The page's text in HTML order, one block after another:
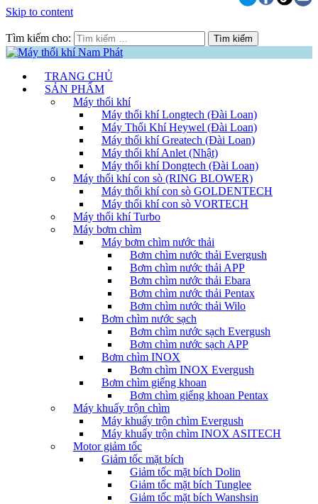
Skip to content
Tìm kiếm cho:
TRANG CHỦ
SẢN PHẨM
Máy thổi khí
Máy thổi khí Longtech (Đài Loan)
Máy Thổi Khí Heywel (Đài Loan)
Máy thổi khí Greatech (Đài Loan)
Máy thổi khí Anlet (Nhật)
Máy thổi khí Dongtech (Đài Loan)
Máy thổi khí con sò (RING BLOWER)
Máy thổi khí con sò GOLDENTECH
Máy thổi khí con sò VORTECH
Máy thổi khí Turbo
Máy bơm chìm
Máy bơm chìm nước thải
Bơm chìm nước thải Evergush
Bơm chìm nước thải APP
Bơm chìm nước thải Ebara
Bơm chìm nước thải Pentax
Bơm chìm nước thải Wilo
Bơm chìm nước sạch
Bơm chìm nước sạch Evergush
Bơm chìm nước sạch APP
Bơm chìm INOX
Bơm chìm INOX Evergush
Bơm chìm giếng khoan
Bơm chìm giếng khoan Pentax
Máy khuấy trộn chìm
Máy khuấy trộn chìm Evergush
Máy khuấy trộn chìm INOX ASITECH
Motor giảm tốc
Giảm tốc mặt bích
Giảm tốc mặt bích Dolin
Giảm tốc mặt bích Tunglee
Giảm tốc mặt bích Wanshsin